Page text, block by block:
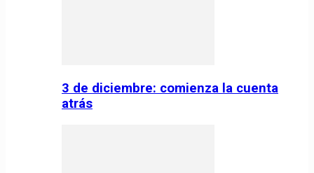
3 de diciembre: comienza la cuenta
atrás